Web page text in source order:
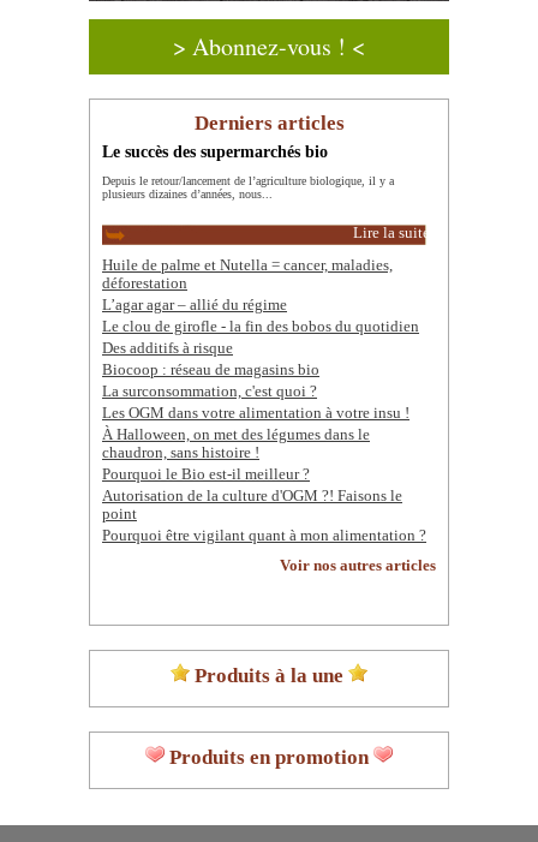
> Abonnez-vous ! <
Derniers articles
Le succès des supermarchés bio
Depuis le retour/lancement de l’agriculture biologique, il y a
plusieurs dizaines d’années, nous...
Lire la suite
Huile de palme et Nutella = cancer, maladies,
déforestation
L’agar agar – allié du régime
Le clou de girofle - la fin des bobos du quotidien
Des additifs à risque
Biocoop : réseau de magasins bio
La surconsommation, c'est quoi ?
Les OGM dans votre alimentation à votre insu !
À Halloween, on met des légumes dans le
chaudron, sans histoire !
Pourquoi le Bio est-il meilleur ?
Autorisation de la culture d'OGM ?! Faisons le
point
Pourquoi être vigilant quant à mon alimentation ?
Voir nos autres articles
Produits à la une
Produits en promotion